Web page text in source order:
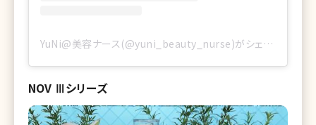
YuNi@美容ナース(@yuni_beauty_nurse)がシェアした投稿
NOV Ⅲシリーズ